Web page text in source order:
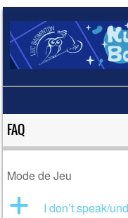
Skip to content
FAQ
Mode de Jeu
a
I don’t speak/